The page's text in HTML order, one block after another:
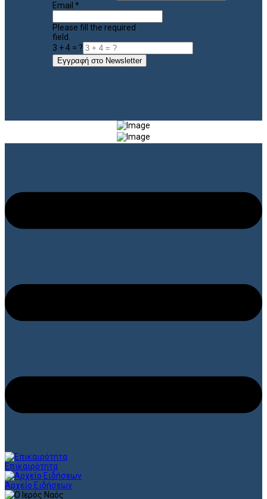
Email *
Please fill the required
field.
3 + 4 = ?
Εγγραφή στο Newsletter
Επικαιρότητα
Αρχείο Ειδήσεων